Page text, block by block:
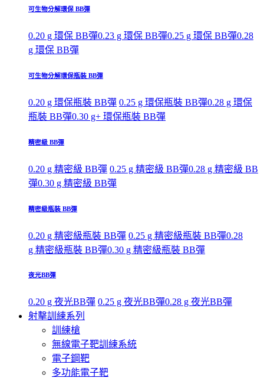
可生物分解環保 BB彈
0.20 g 環保 BB彈0.23 g 環保 BB彈0.25 g 環保 BB彈0.28
g 環保 BB彈
可生物分解環保瓶裝 BB彈
0.20 g 環保瓶裝 BB彈 0.25 g 環保瓶裝 BB彈0.28 g 環保
瓶裝 BB彈0.30 g+ 環保瓶裝 BB彈
精密級 BB彈
0.20 g 精密級 BB彈 0.25 g 精密級 BB彈0.28 g 精密級 BB
彈0.30 g 精密級 BB彈
精密級瓶裝 BB彈
0.20 g 精密級瓶裝 BB彈 0.25 g 精密級瓶裝 BB彈0.28
g 精密級瓶裝 BB彈0.30 g 精密級瓶裝 BB彈
夜光BB彈
0.20 g 夜光BB彈 0.25 g 夜光BB彈0.28 g 夜光BB彈
射擊訓練系列
訓練槍
無線電子靶訓練系統
電子鋼靶
多功能電子靶